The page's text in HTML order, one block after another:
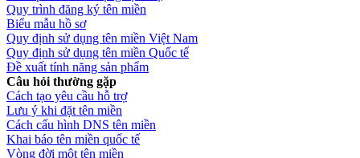
Quy trình đăng ký tên miền
Biểu mẫu hồ sơ
Quy định sử dụng tên miền Việt Nam
Quy định sử dụng tên miền Quốc tế
Đề xuất tính năng sản phẩm
Câu hỏi thường gặp
Cách tạo yêu cầu hỗ trợ
Lưu ý khi đặt tên miền
Cách cấu hình DNS tên miền
Khai báo tên miền quốc tế
Vòng đời một tên miền